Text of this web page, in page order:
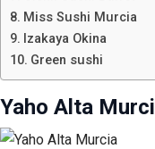
Miss Sushi Murcia
Izakaya Okina
Green sushi
Yaho Alta